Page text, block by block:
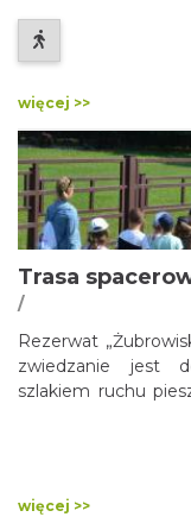
więcej >>
/
Rezerwat
zwiedzanie jest
szlakiem ruchu
więcej >>